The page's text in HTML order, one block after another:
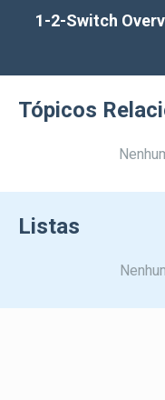
1-2-Switch
Tópicos
Listas